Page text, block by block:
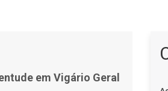
em Vigário Geral